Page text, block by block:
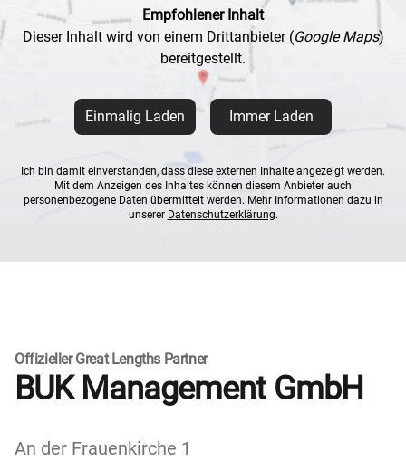
Empfohlener Inhalt
Dieser Inhalt wird von einem Drittanbieter (Google Maps)
bereitgestellt.
Einmalig Laden Immer Laden
Ich bin damit einverstanden, dass diese externen Inhalte angezeigt werden.
Mit dem Anzeigen des Inhaltes können diesem Anbieter auch
personenbezogene Daten übermittelt werden. Mehr Informationen dazu in
unserer Datenschutzerklärung.
Offizieller Great Lengths Partner
BUK Management GmbH
An der Frauenkirche 1